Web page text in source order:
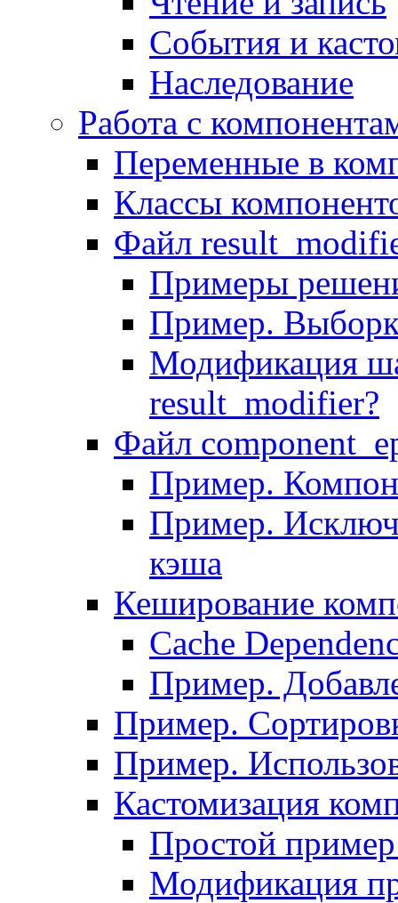
События и
Наследование
Работа с
Переменные в
Классы
Файл
Примеры
Пример.
Модификация
result_modifier?
Файл
Пример.
Пример.
кэша
Кеширование
Сache
Пример.
Пример.
Пример.
Кастомизация
Простой
Модификация